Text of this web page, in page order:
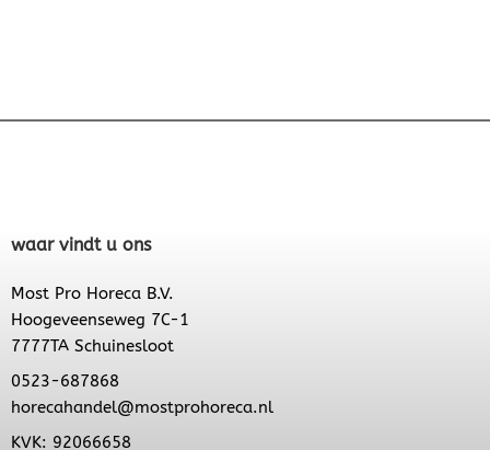
waar vindt u ons
Most Pro Horeca B.V.
Hoogeveenseweg 7C-1
7777TA Schuinesloot
0523-687868
horecahandel@mostprohoreca.nl
KVK: 92066658